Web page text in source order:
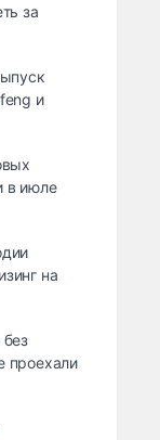
за
и
в июле
на
проехали